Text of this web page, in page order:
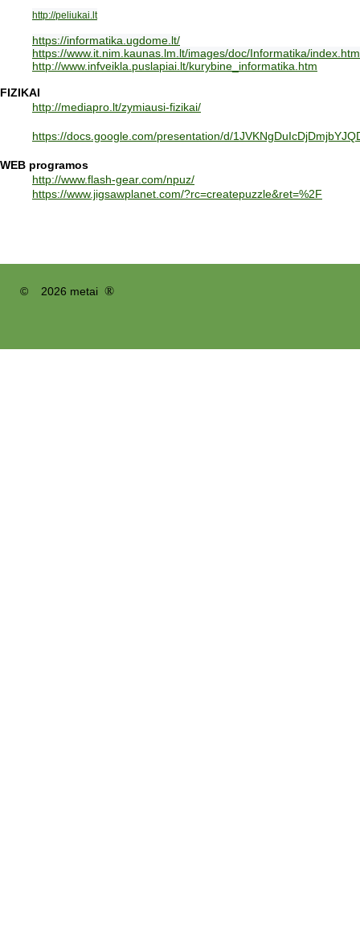
http://peliukai.lt
https://informatika.ugdome.lt/
https://www.it.nim.kaunas.lm.lt/images/doc/Informatika/index.htm
http://www.infveikla.puslapiai.lt/kurybine_informatika.htm
FIZIKAI
http://mediapro.lt/zymiausi-fizikai/
https://docs.google.com/presentation/d/
WEB programos
http://www.flash-gear.com/npuz/
https://www.jigsawplanet.com/?rc=createpuzzle&ret=%2F
© 2026 metai ®